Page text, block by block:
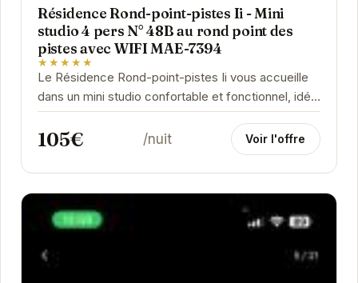
Résidence Rond-point-pistes Ii - Mini
studio 4 pers N° 48B au rond point des
pistes avec WIFI MAE-7394
★★★★★
Le Résidence Rond-point-pistes Ii vous accueille
dans un mini studio confortable et fonctionnel, idéal
pour un séjour à la montagne en famille ou...
105€ /nuit Voir l'offre